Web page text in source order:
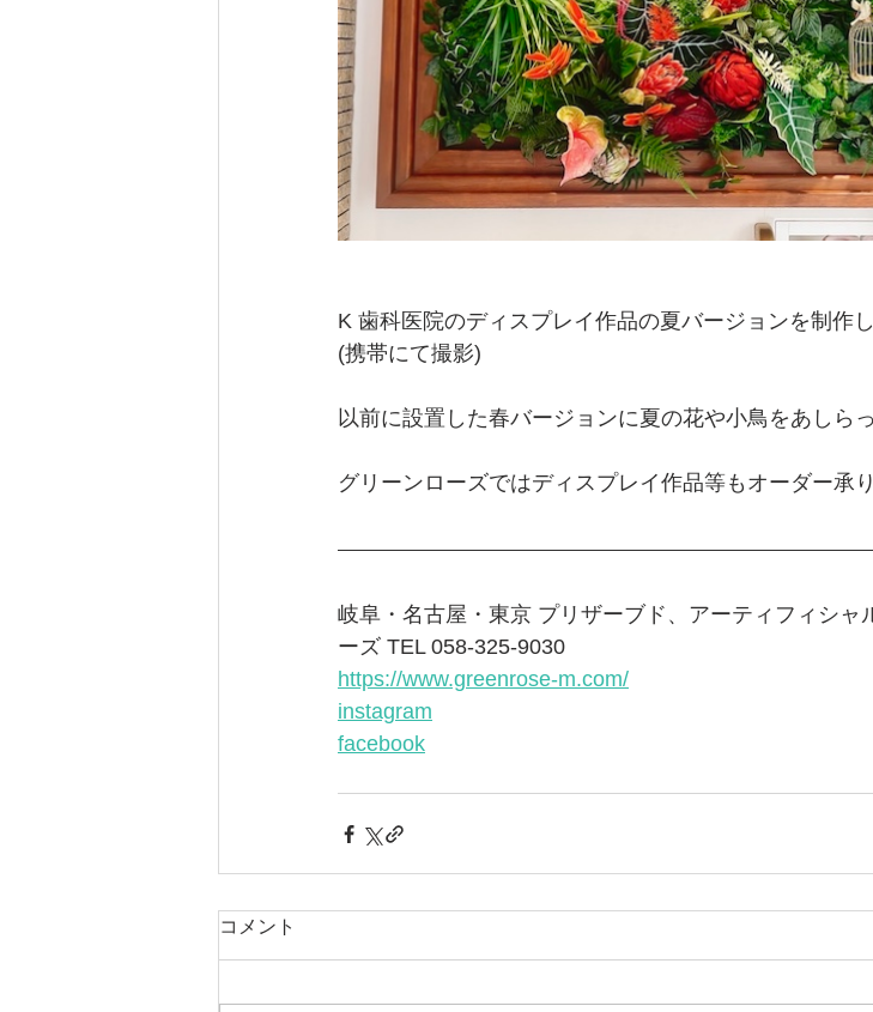
K 歯科医院のディスプレイ作品の夏バージョンを制作
(携帯にて撮影)
以前に設置した春バージョンに夏の花や小鳥をあしら
グリーンローズではディスプレイ作品等もオーダー承
岐阜・名古屋・東京 プリザーブド、アーティフィシャ
ーズ TEL 058-325-9030
https://www.greenrose-m.com/
instagram
facebook
コメント